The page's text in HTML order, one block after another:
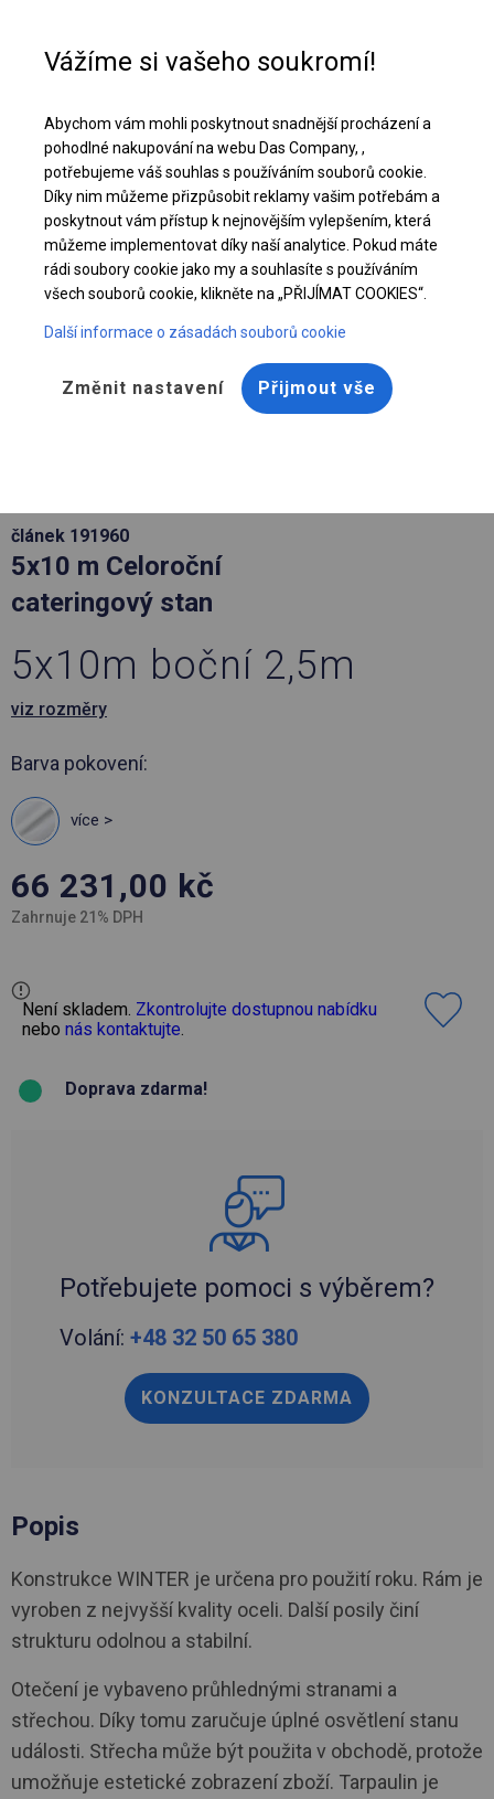
Stáhněte si nabídku PDF
článek 191960
5x10 m Celoroční
cateringový stan
5x10m boční 2,5m
viz rozměry
Barva pokovení:
více >
66 231,00 kč
Zahrnuje 21% DPH
Není skladem. Zkontrolujte dostupnou nabídku
nebo nás kontaktujte.
Doprava zdarma!
Potřebujete pomoci s výběrem?
Volání: +48 32 50 65 380
KONZULTACE ZDARMA
Popis
Konstrukce WINTER je určena pro použití roku. Rám je
vyroben z nejvyšší kvality oceli. Další posily činí
strukturu odolnou a stabilní.
Otečení je vybaveno průhlednými stranami a
střechou. Díky tomu zaručuje úplné osvětlení stanu
události. Střecha může být použita v obchodě, protože
umožňuje estetické zobrazení zboží. Tarpaulin je
Vážíme si vašeho soukromí!
Abychom vám mohli poskytnout snadnější procházení a
pohodlné nakupování na webu Das Company, ,
potřebujeme váš souhlas s používáním souborů cookie.
Díky nim můžeme přizpůsobit reklamy vašim potřebám a
poskytnout vám přístup k nejnovějším vylepšením, která
můžeme implementovat díky naší analytice. Pokud máte
rádi soubory cookie jako my a souhlasíte s používáním
všech souborů cookie, klikněte na „PŘIJÍMAT COOKIES“.
Další informace o zásadách souborů cookie
Změnit nastavení Přijmout vše